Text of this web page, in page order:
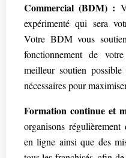
Commercial (BDM) :
expérimenté qui sera
Votre BDM vous
fonctionnement de
meilleur soutien
nécessaires pour
Formation continue et
organisons
en ligne ainsi que des